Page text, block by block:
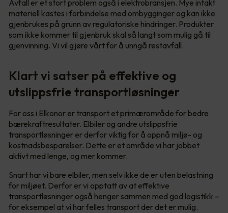
Avfall er et stort problem også i elektrobransjen. Mye intakt
materiell kastes i forbindelse med ombygginger og kan ikke
gjenbrukes på grunn av regulatoriske hindringer. Produkter
som ikke kommer til gjenbruk skal så langt som mulig gå til
gjenvinning. Vi vil gjøre vårt for å unngå restavfall.
Klart vi satser på effektive og
utslippsfrie transportløsninger
For oss i Elkonor er transport et primærområde for bedre
bærekraftresultater. Elbiler og andre utslippsfrie
transportløsninger er derfor viktig for å oppnå miljø- og
kostnadsbesparelser. Dette er et område vi har jobbet
aktivt med lenge, og mer kommer.
Snart har vi bare elbiler, men selv ikke de er uten belastning
for miljøet. Derfor er vi opptatt av at effektive
transportløsninger også henger sammen med god logistikk –
for eksempel at vi har felles transport der det er mulig.